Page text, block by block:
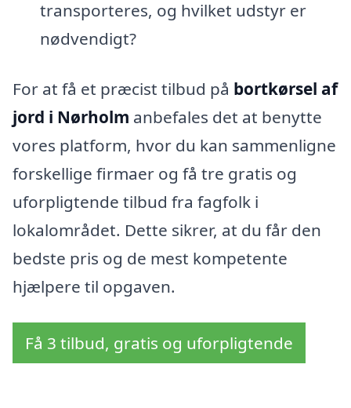
transporteres, og hvilket udstyr er
nødvendigt?
For at få et præcist tilbud på bortkørsel af
jord i Nørholm anbefales det at benytte
vores platform, hvor du kan sammenligne
forskellige firmaer og få tre gratis og
uforpligtende tilbud fra fagfolk i
lokalområdet. Dette sikrer, at du får den
bedste pris og de mest kompetente
hjælpere til opgaven.
Få 3 tilbud, gratis og uforpligtende